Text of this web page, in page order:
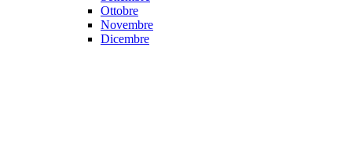
Ottobre
Novembre
Dicembre